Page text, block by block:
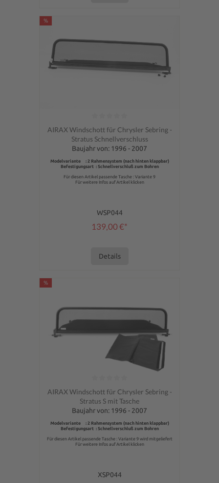
%
Durchschnittliche Bewertung von 0 von 5 Sternen
AIRAX Windschott für Chrysler Sebring -
Stratus Schnellverschluss
Baujahr von: 1996 - 2007
Modelvariante : 2 Rahmensystem (nach hinten klappbar)
Befestigungsart : Schnellverschluß zum Bohren
Für diesen Artikel passende Tasche : Variante 9
Für weitere Infos auf Artikel klicken
WSP044
139,00 €*
Details
%
Durchschnittliche Bewertung von 0 von 5 Sternen
AIRAX Windschott für Chrysler Sebring -
Stratus S mit Tasche
Baujahr von: 1996 - 2007
Modelvariante : 2 Rahmensystem (nach hinten klappbar)
Befestigungsart : Schnellverschluß zum Bohren
Für diesen Artikel passende Tasche : Variante 9 wird mitgeliefert
Für weitere Infos auf Artikel klicken
XSP044